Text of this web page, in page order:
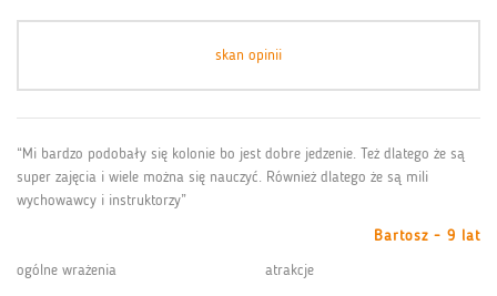
skan opinii
“Mi bardzo podobały się kolonie bo jest dobre jedzenie. Też dlatego że są
super zajęcia i wiele można się nauczyć. Również dlatego że są mili
wychowawcy i instruktorzy”
Bartosz - 9 lat
ogólne wrażenia
atrakcje